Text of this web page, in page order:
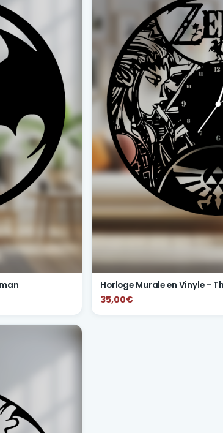
Horloge Murale en Vinyle –
35,00€